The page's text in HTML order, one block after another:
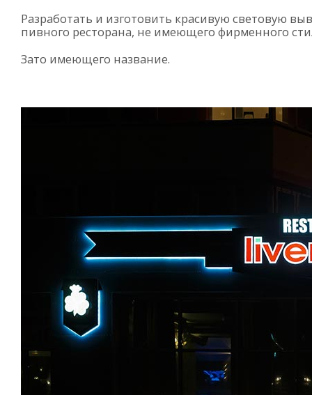
Разработать и изготовить красивую световую
пивного ресторана, не имеющего фирменного
Зато имеющего название.